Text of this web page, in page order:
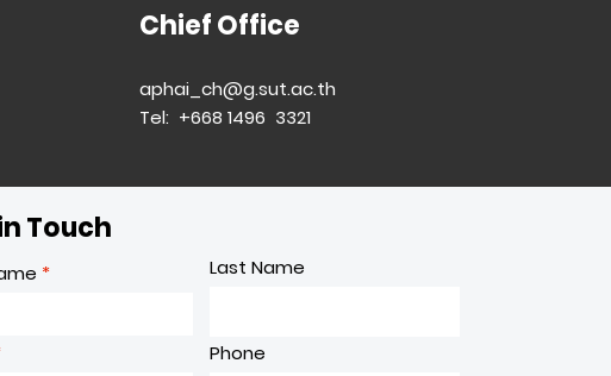
Chief Office
aphai_ch@g.sut.ac.th
Tel: +668 1496 3321
Touch
Last Name
Phone